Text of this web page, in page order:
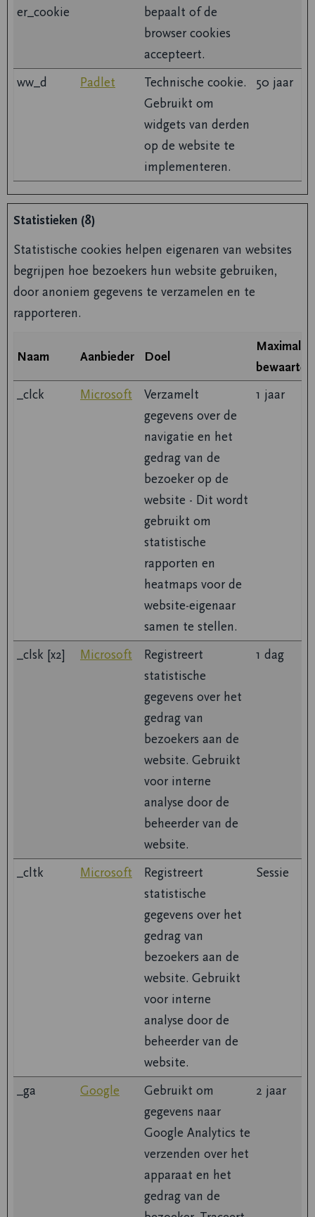
er_cookie
bepaalt of de
browser cookies
accepteert.
ww_d Padlet
Technische cookie.
Gebruikt om
widgets van derden
op de website te
implementeren.
50 jaar
Statistieken (8)
Statistische cookies helpen eigenaren van websites
begrijpen hoe bezoekers hun website gebruiken,
door anoniem gegevens te verzamelen en te
rapporteren.
Naam Aanbieder Doel
Maximale
_clck
Microsoft
Verzamelt
gegevens over de
navigatie en het
gedrag van de
bezoeker op de
website - Dit wordt
gebruikt om
statistische
rapporten en
heatmaps voor de
website-eigenaar
samen te stellen.
1 jaar
_clsk [x2] Microsoft
Registreert
statistische
gegevens over het
gedrag van
bezoekers aan de
website. Gebruikt
voor interne
analyse door de
beheerder van de
website.
1 dag
_cltk Microsoft
Registreert
statistische
gegevens over het
gedrag van
bezoekers aan de
website. Gebruikt
voor interne
analyse door de
beheerder van de
website.
Sessie
_ga Google
Gebruikt om
gegevens naar
Google Analytics te
verzenden over het
apparaat en het
gedrag van de
2 jaar